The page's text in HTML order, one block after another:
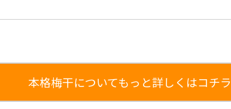
本格梅干についてもっと詳しくはコチラ